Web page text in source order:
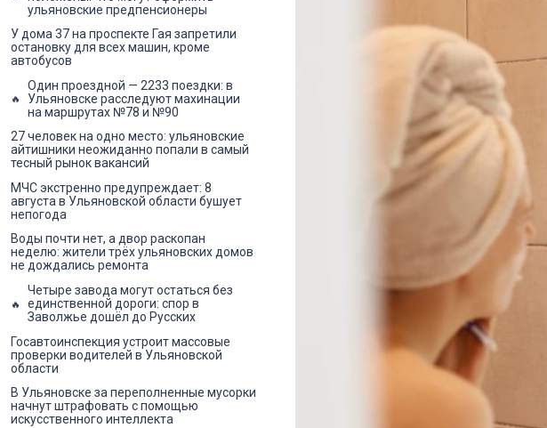
ульяновские предпенсионеры
У дома 37 на проспекте Гая запретили
остановку для всех машин, кроме
автобусов
Один проездной — 2233 поездки: в
Ульяновске расследуют махинации
на маршрутах №78 и №90
27 человек на одно место: ульяновские
айтишники неожиданно попали в самый
тесный рынок вакансий
МЧС экстренно предупреждает: 8
августа в Ульяновской области бушует
непогода
Воды почти нет, а двор раскопан
неделю: жители трёх ульяновских домов
не дождались ремонта
Четыре завода могут остаться без
единственной дороги: спор в
Заволжье дошёл до Русских
Госавтоинспекция устроит массовые
проверки водителей в Ульяновской
области
В Ульяновске за переполненные мусорки
начнут штрафовать с помощью
искусственного интеллекта